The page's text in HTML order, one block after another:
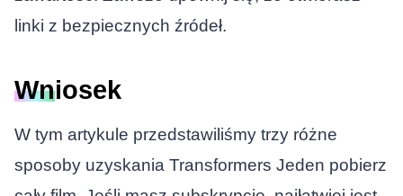
linki z bezpiecznych źródeł.
Wniosek
W tym artykule przedstawiliśmy trzy różne
sposoby uzyskania Transformers Jeden pobierz